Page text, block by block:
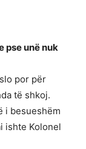
pse unë nuk
por për
të shkoj.
i besueshëm
ishte Kolonel